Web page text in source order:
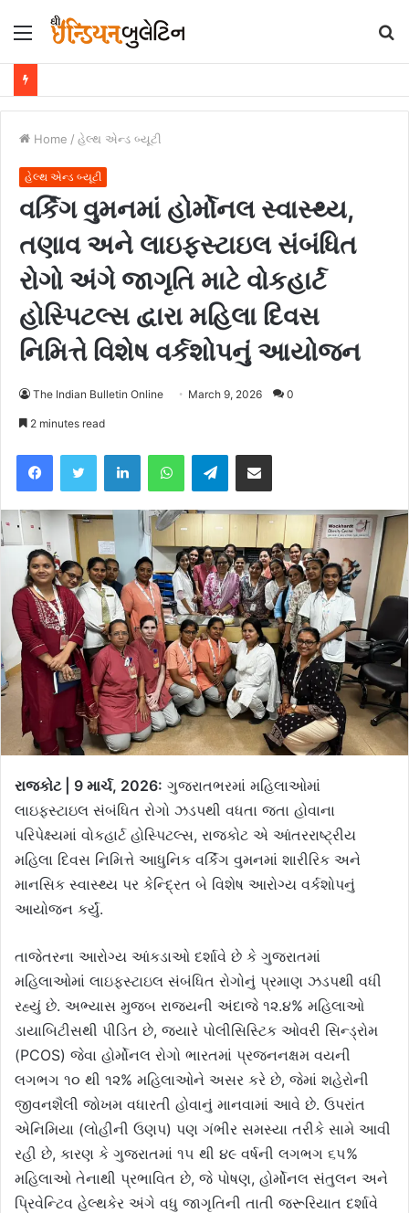
Menu
Home / હેલ્થ એન્ડ બ્યૂટી
હેલ્થ એન્ડ બ્યૂટી
વર્કિંગ વુમનમાં હોર્મોનલ સ્વાસ્થ્ય,
તણાવ અને લાઇફસ્ટાઇલ સંબંધિત
રોગો અંગે જાગૃતિ માટે વોકહાર્ટ
હોસ્પિટલ્સ દ્વારા મહિલા દિવસ
નિમિત્તે વિશેષ વર્કશોપનું આયોજન
The Indian Bulletin Online March 9, 2026 0
2 minutes read
Telegram
રાજકોટ | 9 માર્ચ, 2026: ગુજરાતભરમાં મહિલાઓમાં
લાઇફસ્ટાઇલ સંબંધિત રોગો ઝડપથી વધતા જતા હોવાના
પરિપેક્ષ્યમાં વોકહાર્ટ હોસ્પિટલ્સ, રાજકોટ એ આંતરરાષ્ટ્રીય
મહિલા દિવસ નિમિત્તે આધુનિક વર્કિંગ વુમનમાં શારીરિક અને
માનસિક સ્વાસ્થ્ય પર કેન્દ્રિત બે વિશેષ આરોગ્ય વર્કશોપનું
આયોજન કર્યું.
તાજેતરના આરોગ્ય આંકડાઓ દર્શાવે છે કે ગુજરાતમાં
મહિલાઓમાં લાઇફસ્ટાઇલ સંબંધિત રોગોનું પ્રમાણ ઝડપથી વધી
રહ્યું છે. અભ્યાસ મુજબ રાજ્યની અંદાજે ૧૨.૪% મહિલાઓ
ડાયાબિટીસથી પીડિત છે, જ્યારે પોલીસિસ્ટિક ઓવરી સિન્ડ્રોમ
(PCOS) જેવા હોર્મોનલ રોગો ભારતમાં પ્રજનનક્ષમ વયની
લગભગ ૧૦ થી ૧૨% મહિલાઓને અસર કરે છે, જેમાં શહેરોની
જીવનશૈલી જોખમ વધારતી હોવાનું માનવામાં આવે છે. ઉપરાંત
એનિમિયા (લોહીની ઉણપ) પણ ગંભીર સમસ્યા તરીકે સામે આવી
રહી છે, કારણ કે ગુજરાતમાં ૧૫ થી ૪૯ વર્ષની લગભગ ૬૫%
મહિલાઓ તેનાથી પ્રભાવિત છે, જે પોષણ, હોર્મોનલ સંતુલન અને
પ્રિવેન્ટિવ હેલ્થકેર અંગે વધુ જાગૃતિની તાતી જરૂરિયાત દર્શાવે